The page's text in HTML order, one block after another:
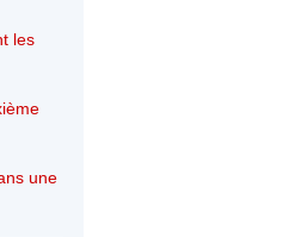
les
une